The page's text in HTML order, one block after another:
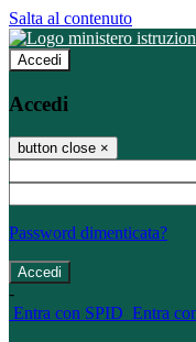
Salta al contenuto
Accedi
Accedi
button close ×
Password dimenticata?
-
Entra con SPID Entra